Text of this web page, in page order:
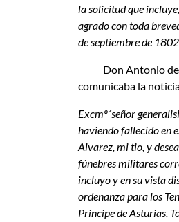
la solicitud que
agrado con toda
de septiembre de
Don Antonio de
comunicaba la
Excmº´señor
haviendo fallecido en
Alvarez, mi tio, y
fúnebres militares
incluyo y en su vista
ordenanza para los
Principe de Asturias.